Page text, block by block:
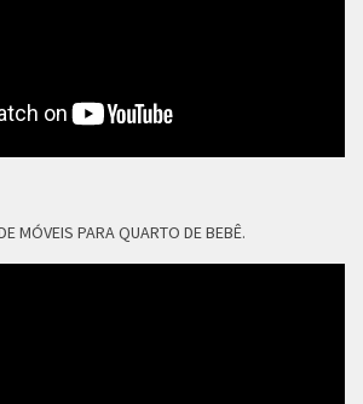
MÓVEIS PARA QUARTO DE BEBÊ.